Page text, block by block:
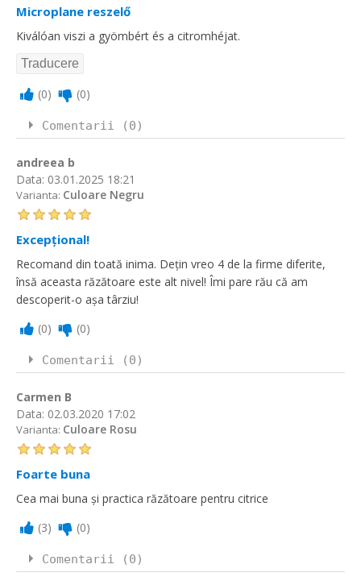
Microplane reszelő
Kiválóan viszi a gyömbért és a citromhéjat.
(0) (0)
Comentarii (0)
andreea b
Data: 03.01.2025 18:21
Varianta: Culoare Negru
Excepțional!
Recomand din toată inima. Dețin vreo 4 de la firme diferite,
însă aceasta răzătoare este alt nivel! Îmi pare rău că am
descoperit-o așa târziu!
(0) (0)
Comentarii (0)
Carmen B
Data: 02.03.2020 17:02
Varianta: Culoare Rosu
Foarte buna
Cea mai buna și practica răzătoare pentru citrice
(3) (0)
Comentarii (0)